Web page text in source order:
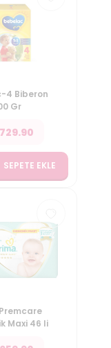
4 Biberon
Gr
729.90
SEPETE EKLE
Maxi 46 li